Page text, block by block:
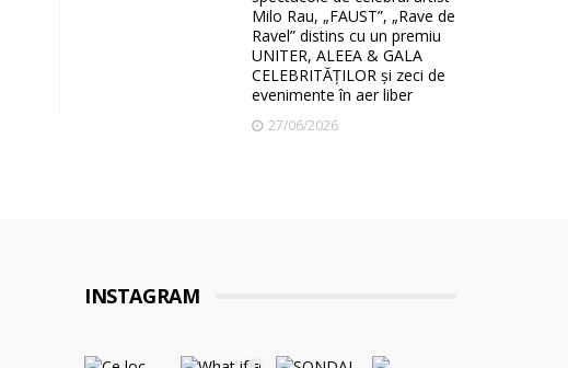
Milo Rau, „FAUST”, „Rave de
Ravel” distins cu un premiu
UNITER, ALEEA & GALA
CELEBRITĂȚILOR și zeci de
evenimente în aer liber
27/06/2026
INSTAGRAM